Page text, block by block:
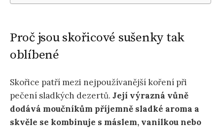
Proč jsou skořicové sušenky tak
oblíbené
Skořice patří mezi nejpoužívanější koření při
pečení sladkých dezertů. Její výrazná vůně
dodává moučníkům příjemně sladké aroma a
skvěle se kombinuje s máslem, vanilkou nebo